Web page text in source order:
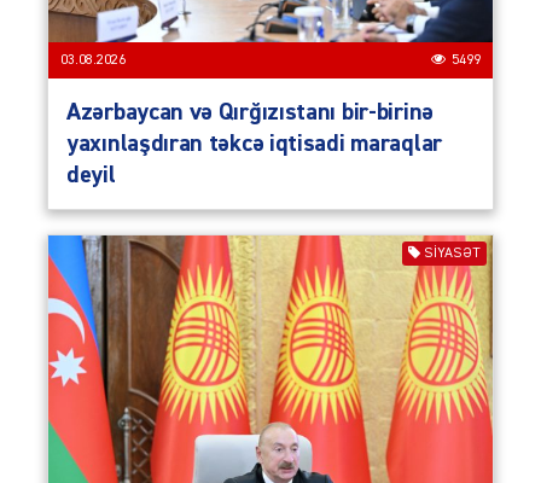
03.08.2026 5499
Azərbaycan və Qırğızıstanı bir-birinə
yaxınlaşdıran təkcə iqtisadi maraqlar
deyil
SIYASƏT